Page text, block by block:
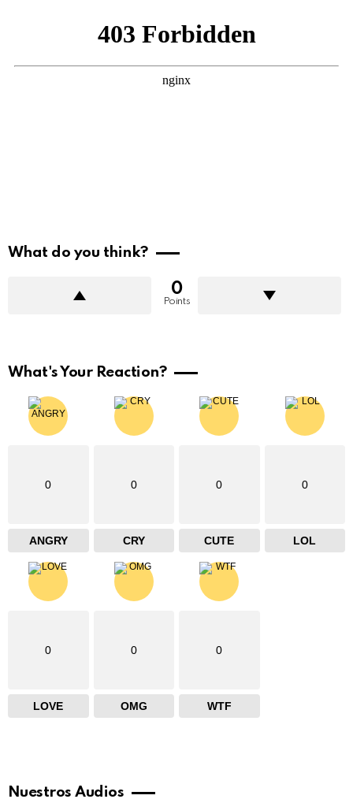
What do you think?
0
Points
What's Your Reaction?
0
ANGRY
0
CRY
0
CUTE
0
LOL
0
LOVE
0
OMG
0
WTF
Nuestros Audios